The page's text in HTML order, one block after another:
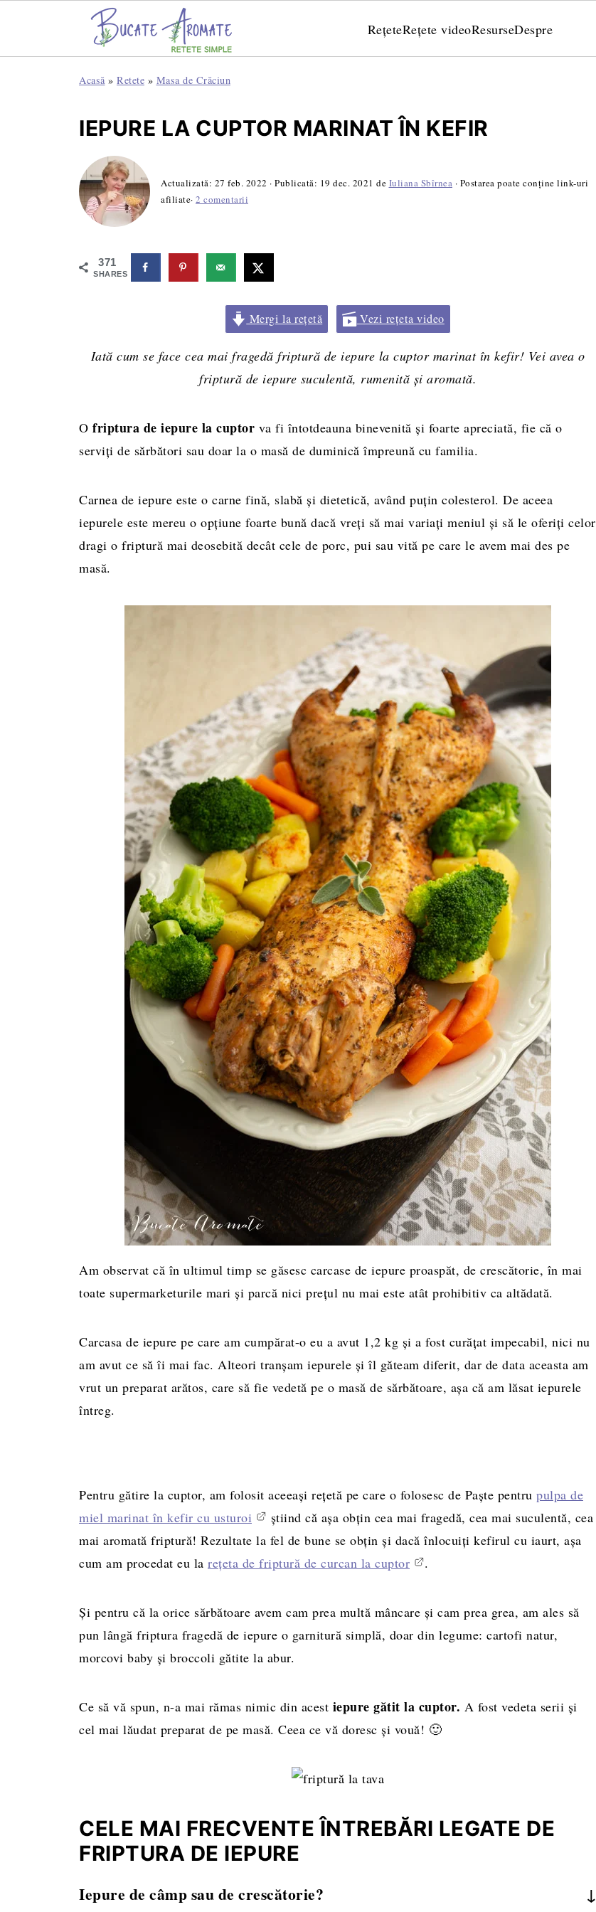
RețeteRețete videoResurseDespre
Acasă » Retete » Masa de Crăciun
IEPURE LA CUPTOR MARINAT ÎN KEFIR
Actualizată: 27 feb. 2022 · Publicată: 19 dec. 2021 de Iuliana Sbîrnea · Postarea poate conține link-uri
afiliate· 2 comentarii
371
SHARES
Mergi la rețetă Vezi rețeta video
Iată cum se face cea mai fragedă friptură de iepure la cuptor marinat în kefir! Vei avea o
friptură de iepure suculentă, rumenită și aromată.
O friptura de iepure la cuptor va fi întotdeauna binevenită și foarte apreciată, fie că o
serviți de sărbători sau doar la o masă de duminică împreună cu familia.
Carnea de iepure este o carne fină, slabă și dietetică, având puțin colesterol. De aceea
iepurele este mereu o opțiune foarte bună dacă vreți să mai variați meniul și să le oferiți celor
dragi o friptură mai deosebită decât cele de porc, pui sau vită pe care le avem mai des pe
masă.
Am observat că în ultimul timp se găsesc carcase de iepure proaspăt, de crescătorie, în mai
toate supermarketurile mari și parcă nici prețul nu mai este atât prohibitiv ca altădată.
Carcasa de iepure pe care am cumpărat-o eu a avut 1,2 kg și a fost curățat impecabil, nici nu
am avut ce să îi mai fac. Alteori tranșam iepurele și îl găteam diferit, dar de data aceasta am
vrut un preparat arătos, care să fie vedetă pe o masă de sărbătoare, așa că am lăsat iepurele
întreg.
Pentru gătire la cuptor, am folosit aceeași rețetă pe care o folosesc de Paște pentru pulpa de
miel marinat în kefir cu usturoi
știind că așa obțin cea mai fragedă, cea mai suculentă, cea
mai aromată friptură! Rezultate la fel de bune se obțin și dacă înlocuiți kefirul cu iaurt, așa
cum am procedat eu la rețeta de friptură de curcan la cuptor .
Și pentru că la orice sărbătoare avem cam prea multă mâncare și cam prea grea, am ales să
pun lângă friptura fragedă de iepure o garnitură simplă, doar din legume: cartofi natur,
morcovi baby și broccoli gătite la abur.
Ce să vă spun, n-a mai rămas nimic din acest iepure gătit la cuptor. A fost vedeta serii și
cel mai lăudat preparat de pe masă. Ceea ce vă doresc și vouă! 🙂
CELE MAI FRECVENTE ÎNTREBĂRI LEGATE DE
FRIPTURA DE IEPURE
Iepure de câmp sau de crescătorie?